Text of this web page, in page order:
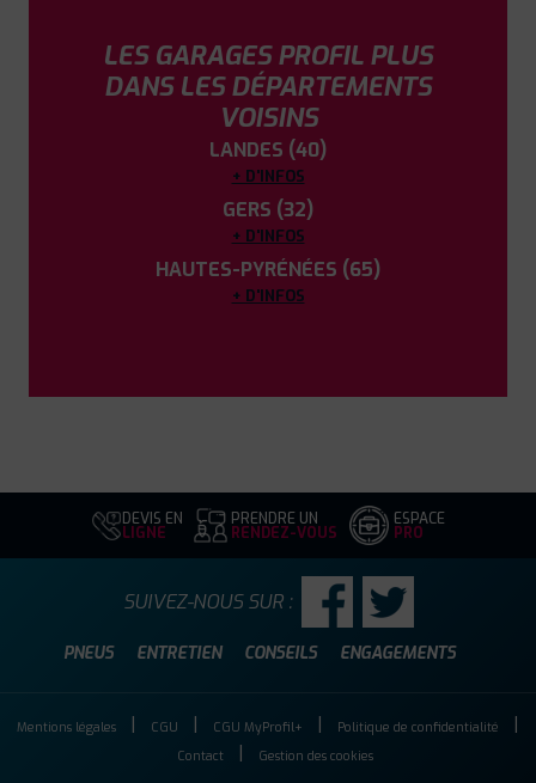
LES GARAGES PROFIL PLUS
DANS LES DÉPARTEMENTS
VOISINS
LANDES (40)
+ D'INFOS
GERS (32)
+ D'INFOS
HAUTES-PYRÉNÉES (65)
+ D'INFOS
DEVIS EN
LIGNE
PRENDRE UN
RENDEZ-VOUS
ESPACE
PRO
PNEUS ENTRETIEN CONSEILS ENGAGEMENTS
SUIVEZ-NOUS SUR :
Mentions légales CGU CGU MyProfil+
Politique de confidentialité
Contact
Gestion des cookies